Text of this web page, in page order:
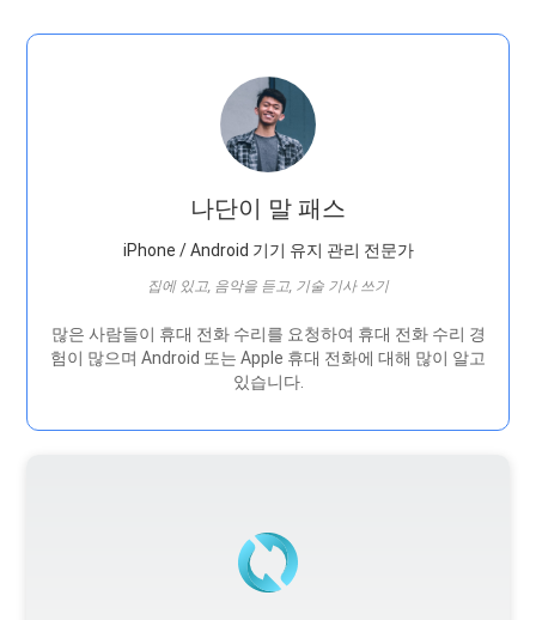
나단이 말 패스
iPhone / Android 기기 유지 관리 전문가
집에 있고, 음악을 듣고, 기술 기사 쓰기
많은 사람들이 휴대 전화 수리를 요청하여 휴대 전화 수리 경
험이 많으며 Android 또는 Apple 휴대 전화에 대해 많이 알고
있습니다.